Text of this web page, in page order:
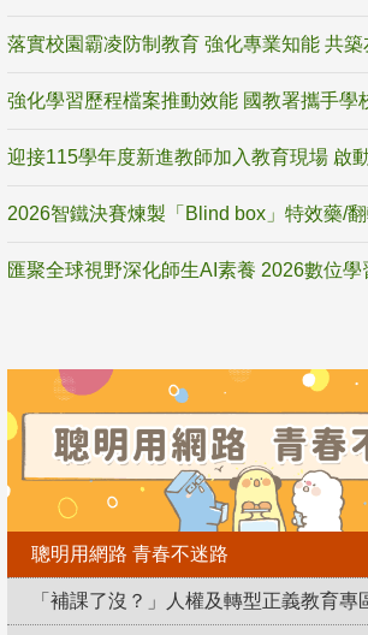
落實校園霸凌防制教育 強化專業知能 共築
2026智鐵決賽煉製「Blind box」特效藥/
聰明用網路 青春不迷路
「補課了沒？」人權及轉型正義教育專